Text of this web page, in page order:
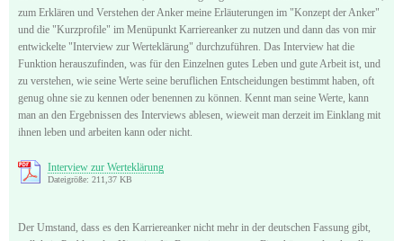
zum Erklären und Verstehen der Anker meine Erläuterungen im "Konzept der Anker"
und die "Kurzprofile" im Menüpunkt Karriereanker zu nutzen und dann das von mir
entwickelte "Interview zur Werteklärung" durchzuführen. Das Interview hat die
Funktion herauszufinden, was für den Einzelnen gutes Leben und gute Arbeit ist, und
zu verstehen, wie seine Werte seine beruflichen Entscheidungen bestimmt haben, oft
genug ohne sie zu kennen oder benennen zu können. Kennt man seine Werte, kann
man an den Ergebnissen des Interviews ablesen, wieweit man derzeit im Einklang mit
ihnen leben und arbeiten kann oder nicht.
Interview zur Werteklärung
Dateigröße: 211,37 KB
Der Umstand, dass es den Karriereanker nicht mehr in der deutschen Fassung gibt,